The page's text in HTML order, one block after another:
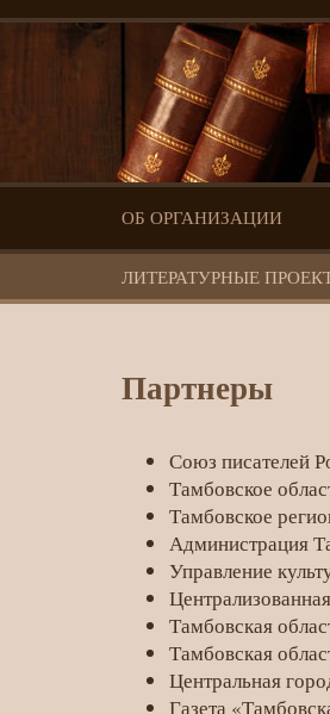
ОБ ОРГАНИЗАЦИИ
ЛИТЕРАТУРНЫЕ
Партнеры
Союз писателей
Тамбовское
Тамбовское
Администрация
Управление
Тамбовская
Тамбовская
Центральная
Газета